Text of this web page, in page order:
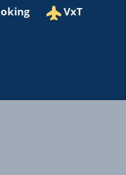
VxT